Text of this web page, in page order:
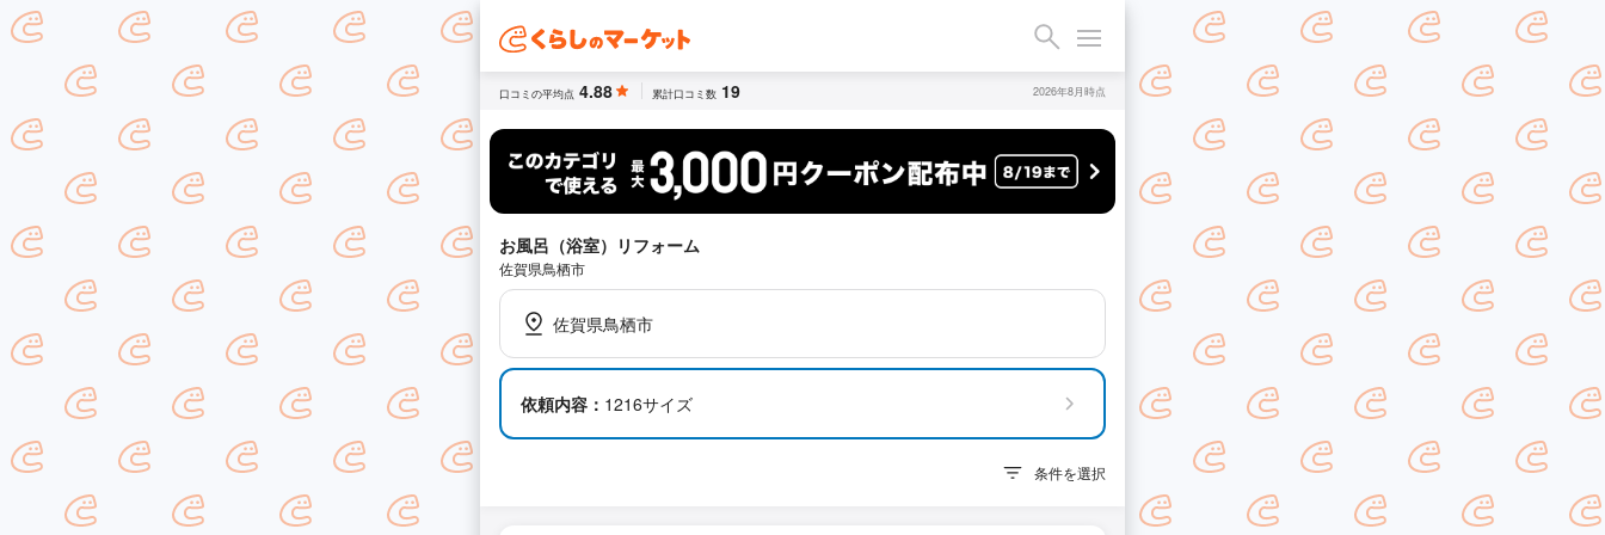
口コミの平均点 4.88 累計口コミ数 19 2026年8月時点
お風呂（浴室）リフォーム
佐賀県鳥栖市
佐賀県鳥栖市
依頼内容： 1216サイズ
条件を選択